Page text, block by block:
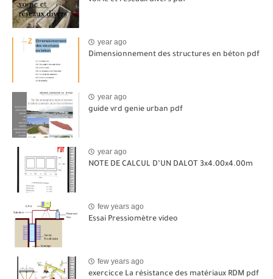
year ago
Dimensionnement des structures en béton pdf
year ago
guide vrd genie urban pdf
year ago
NOTE DE CALCUL D’UN DALOT 3x4.00x4.00m
few years ago
Essai Pressiomètre video
few years ago
exercicce La résistance des matériaux RDM pdf